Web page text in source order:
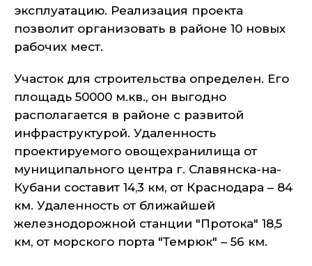
эксплуатацию. Реализация проекта
позволит организовать в районе 10 новых
рабочих мест.
Участок для строительства определен. Его
площадь 50000 м.кв., он выгодно
располагается в районе с развитой
инфраструктурой. Удаленность
проектируемого овощехранилища от
муниципального центра г. Славянска-на-
Кубани составит 14,3 км, от Краснодара – 84
км. Удаленность от ближайшей
железнодорожной станции "Протока" 18,5
км, от морского порта "Темрюк" – 56 км.